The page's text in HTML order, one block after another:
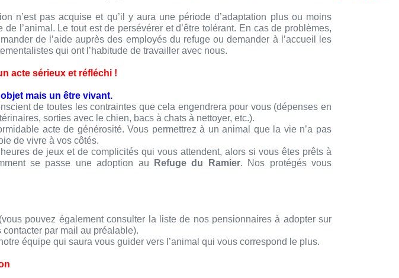
n’est pas acquise et qu’il y aura une période d’adaptation plus ou moins
de l’animal. Le tout est de persévérer et d’être tolérant. En cas de problèmes,
de l’aide auprès des employés du refuge ou demander à l’accueil les
qui ont l’habitude de travailler avec nous.
acte sérieux et réfléchi !
mais un être vivant.
de toutes les contraintes que cela engendrera pour vous (dépenses en
sorties avec le chien, bacs à chats à nettoyer, etc.).
acte de générosité. Vous permettrez à un animal que la vie n’a pas
de vivre à vos côtés.
de jeux et de complicités qui vous attendent, alors si vous êtes prêts à
se passe une adoption au
Refuge du Ramier. Nos protégés vous
pouvez également consulter la liste de nos pensionnaires à adopter sur
contacter par mail au préalable).
équipe qui saura vous guider vers l’animal qui vous correspond le plus.